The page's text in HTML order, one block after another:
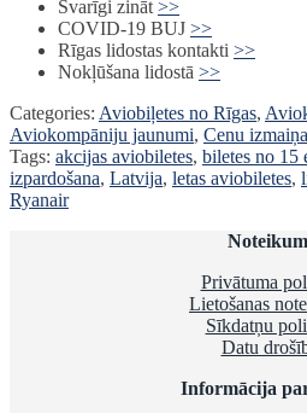
Svarīgi zināt >>
COVID-19 BUJ >>
Rīgas lidostas kontakti >>
Nokļūšana lidostā >>
Categories: Aviobiļetes no Rīgas,
Aviokompāniju jaunumi, Cenu
Tags: akcijas aviobiletes, biletes no 15
izpardošana, Latvija, letas aviobiletes,
Ryanair
Privātuma
Lietošanas
Sīkdatņu
Datu
Informācija